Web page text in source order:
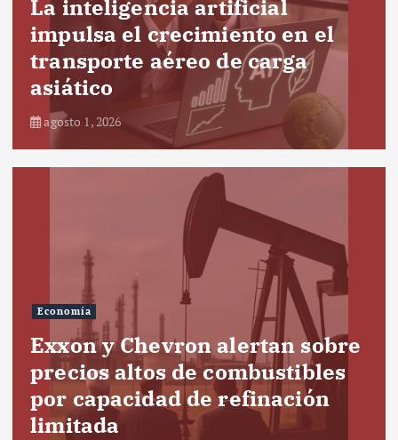
La inteligencia artificial
impulsa el crecimiento en el
transporte aéreo de carga
asiático
agosto 1, 2026
Economía
Exxon y Chevron alertan sobre
precios altos de combustibles
por capacidad de refinación
limitada